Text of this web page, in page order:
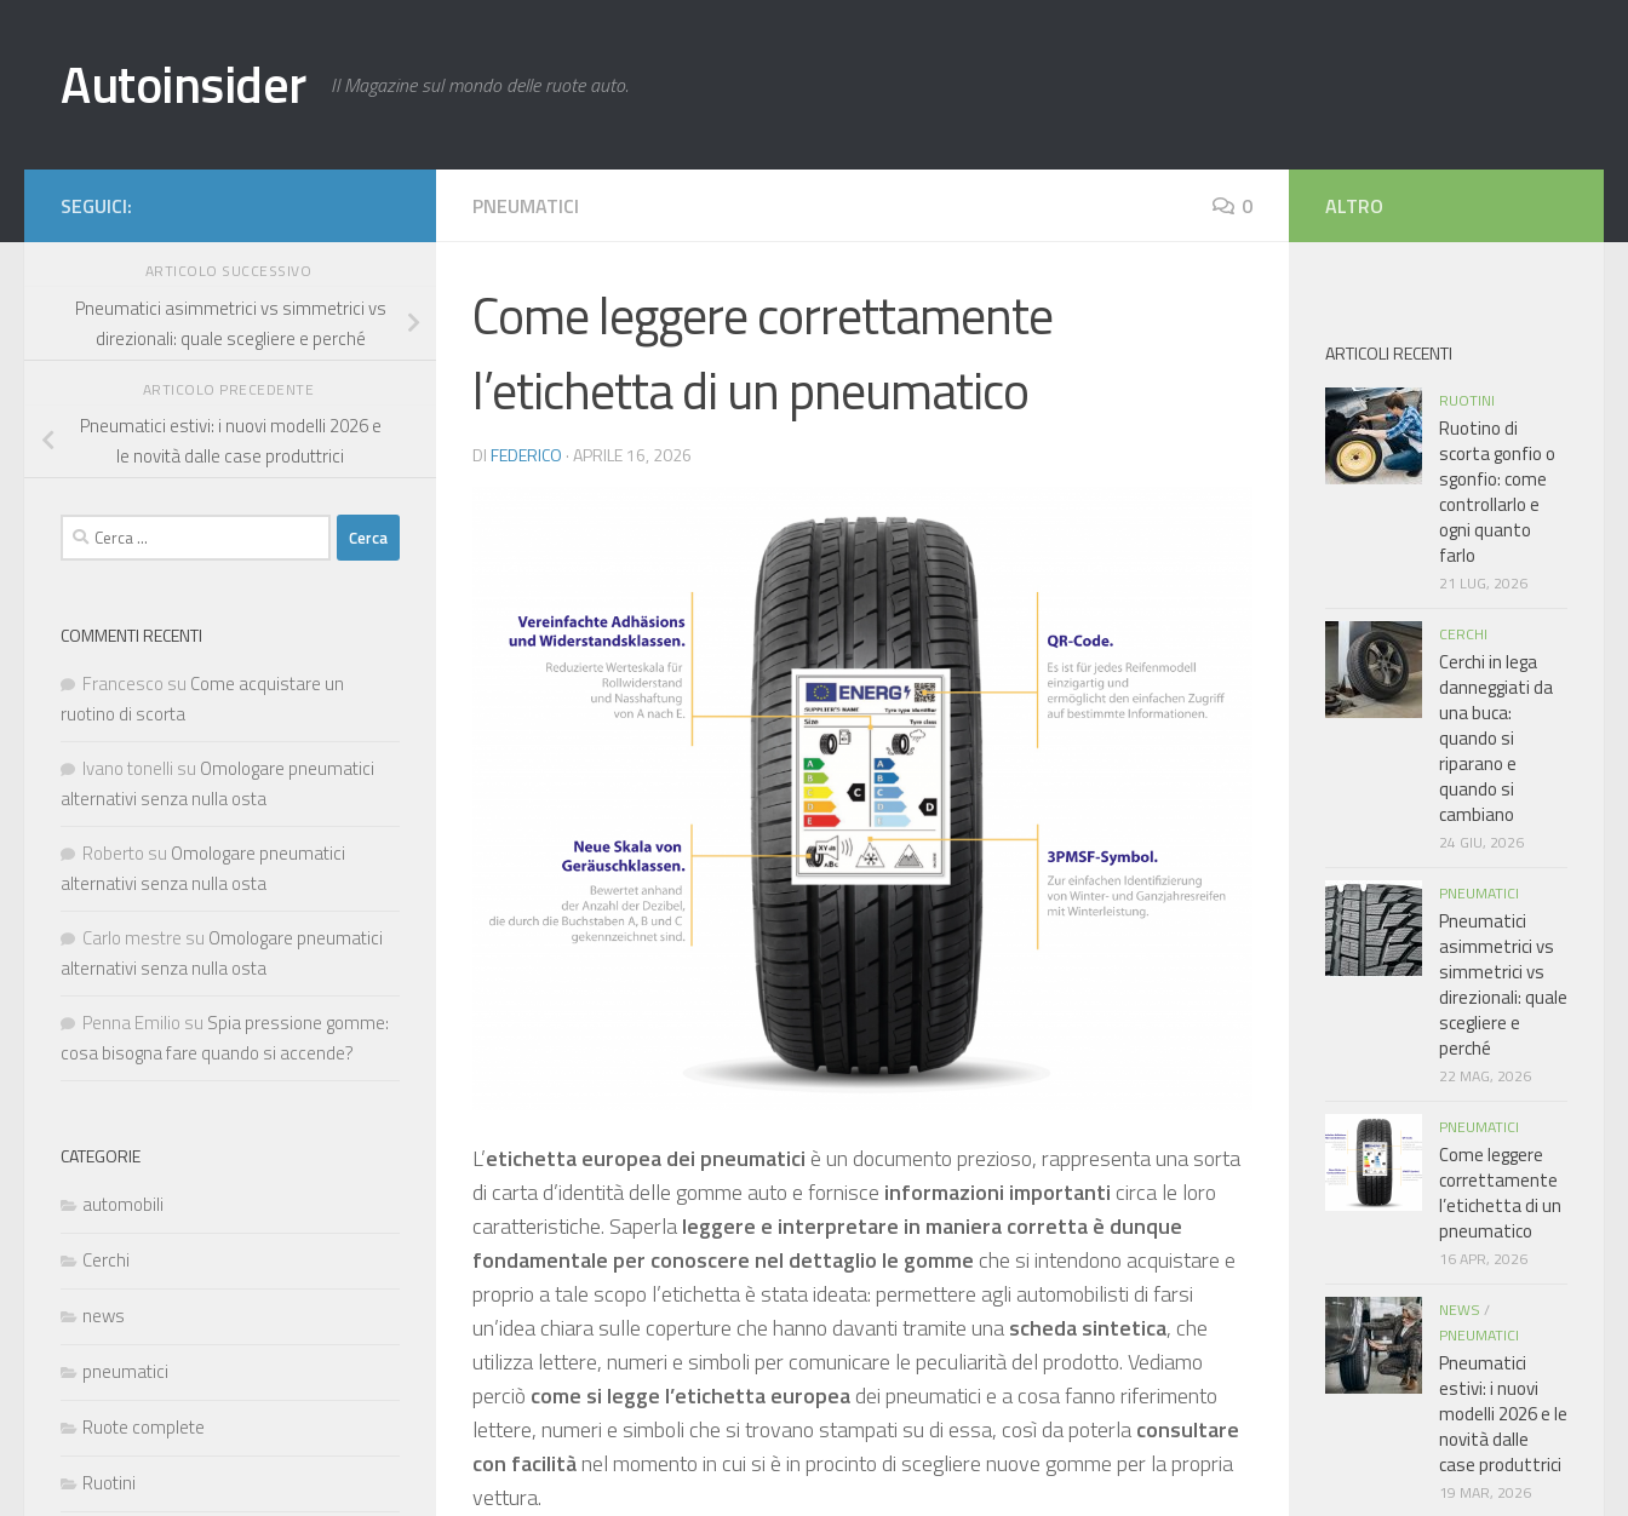
Autoinsider Il Magazine sul mondo delle ruote auto.
PNEUMATICI 0
Come leggere correttamente
l’etichetta di un pneumatico
DIFEDERICO ·APRILE 16, 2026
L’etichetta europea dei pneumatici è un documento prezioso, rappresenta una sorta
di carta d’identità delle gomme auto e fornisce informazioni importanti circa le loro
caratteristiche. Saperlaleggere e interpretare in maniera corretta è dunque
fondamentale per conoscere nel dettaglio le gomme che si intendono acquistare e
proprio a tale scopo l’etichetta è stata ideata: permettere agli automobilisti di farsi
un’idea chiara sulle coperture che hanno davanti tramite unascheda sintetica, che
utilizza lettere, numeri e simboli per comunicare le peculiarità del prodotto. Vediamo
perciò come si legge l’etichetta europeadei pneumatici e a cosa fanno riferimento
lettere, numeri e simboli che si trovano stampati su di essa, così da poterlaconsultare
con facilitànel momento in cui si è in procinto di scegliere nuove gomme per la propria
vettura.
SEGUICI:
ARTICOLO SUCCESSIVO
Pneumatici asimmetrici vs simmetrici vs
direzionali: quale scegliere e perché
ARTICOLO PRECEDENTE
Pneumatici estivi: i nuovi modelli 2026 e
le novità dalle case produttrici
Ricerca
per:
COMMENTI RECENTI
Francesco su Come acquistare un
ruotino di scorta
Ivano tonelli su Omologare pneumatici
alternativi senza nulla osta
Roberto su Omologare pneumatici
alternativi senza nulla osta
Carlo mestre su Omologare pneumatici
alternativi senza nulla osta
Penna Emilio su Spia pressione gomme:
cosa bisogna fare quando si accende?
CATEGORIE
automobili
Cerchi
news
pneumatici
Ruote complete
Ruotini
ALTRO
ARTICOLI RECENTI
RUOTINI
Ruotino di
scorta gonfio o
sgonfio: come
controllarlo e
ogni quanto
farlo
21 LUG, 2026
CERCHI
Cerchi in lega
danneggiati da
una buca:
quando si
riparano e
quando si
cambiano
24 GIU, 2026
PNEUMATICI
Pneumatici
asimmetrici vs
simmetrici vs
direzionali: quale
scegliere e
perché
22 MAG, 2026
PNEUMATICI
Come leggere
correttamente
l’etichetta di un
pneumatico
16 APR, 2026
NEWS /
PNEUMATICI
Pneumatici
estivi: i nuovi
modelli 2026 e le
novità dalle
case produttrici
19 MAR, 2026